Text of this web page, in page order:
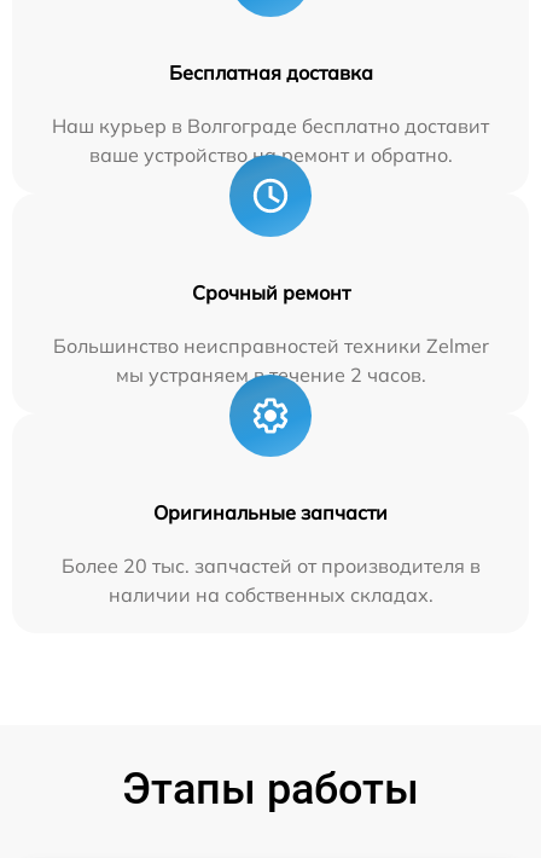
Бесплатная доставка
Наш курьер в Волгограде бесплатно доставит
ваше устройство на ремонт и обратно.
Срочный ремонт
Большинство неисправностей техники Zelmer
мы устраняем в течение 2 часов.
Оригинальные запчасти
Более 20 тыс. запчастей от производителя в
наличии на собственных складах.
Этапы работы